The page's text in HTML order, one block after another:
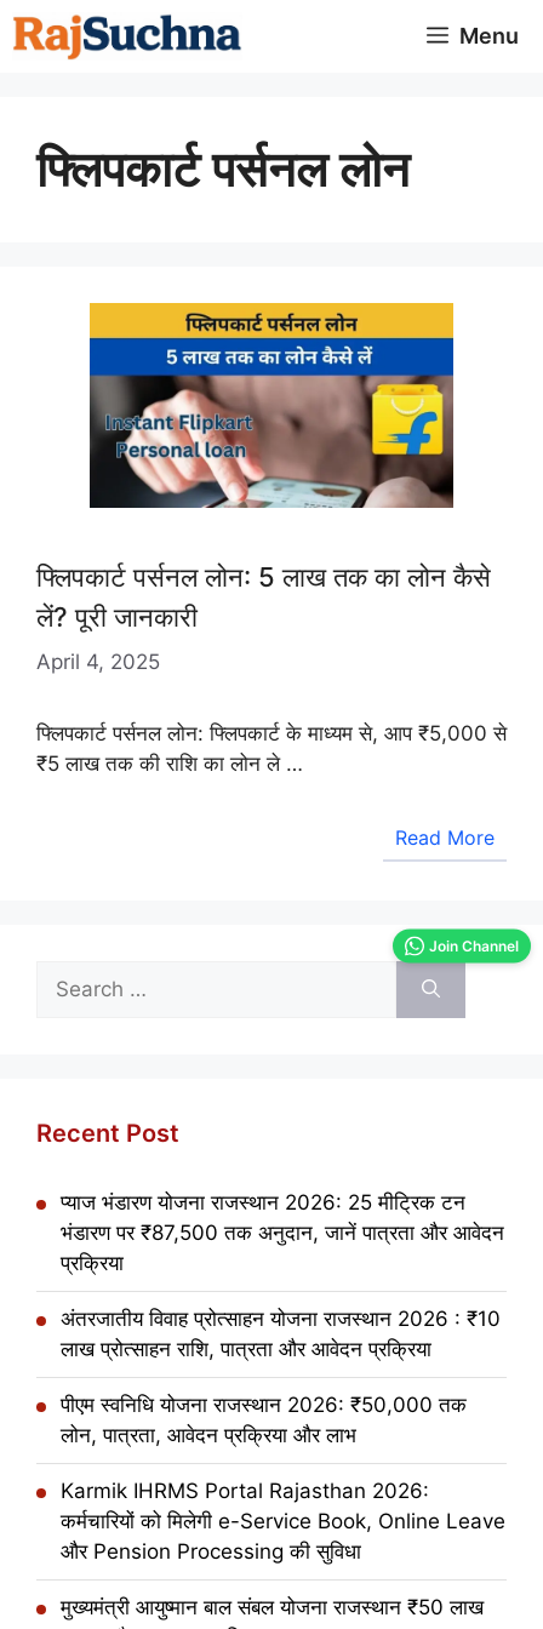
Skip
to
Menu
फ्लिपकार्ट पर्सनल लोन
फ्लिपकार्ट पर्सनल लोन: 5 लाख तक का लोन कैसे
लें? पूरी जानकारी
April 4, 2025
फ्लिपकार्ट पर्सनल लोन: फ्लिपकार्ट के माध्यम से, आप ₹5,000 से
₹5 लाख तक की राशि का लोन ले …
Read More
for:
Recent Post
प्याज भंडारण योजना राजस्थान 2026: 25 मीट्रिक टन
भंडारण पर ₹87,500 तक अनुदान, जानें पात्रता और आवेदन
प्रक्रिया
अंतरजातीय विवाह प्रोत्साहन योजना राजस्थान 2026 : ₹10
लाख प्रोत्साहन राशि, पात्रता और आवेदन प्रक्रिया
पीएम स्वनिधि योजना राजस्थान 2026: ₹50,000 तक
लोन, पात्रता, आवेदन प्रक्रिया और लाभ
Karmik IHRMS Portal Rajasthan 2026:
कर्मचारियों को मिलेगी e-Service Book, Online Leave
और Pension Processing की सुविधा
मुख्यमंत्री आयुष्मान बाल संबल योजना राजस्थान ₹50 लाख
Join Channel